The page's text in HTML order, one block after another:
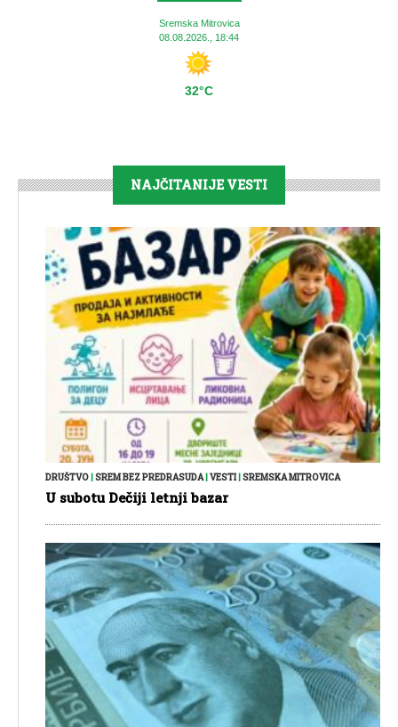
Sremska Mitrovica
08.08.2026., 18:44
32°C
NAJČITANIJE VESTI
DRUŠTVO SREM BEZ PREDRASUDA| VESTI| SREMSKA MITROVICA
U subotu Dečiji letnji bazar